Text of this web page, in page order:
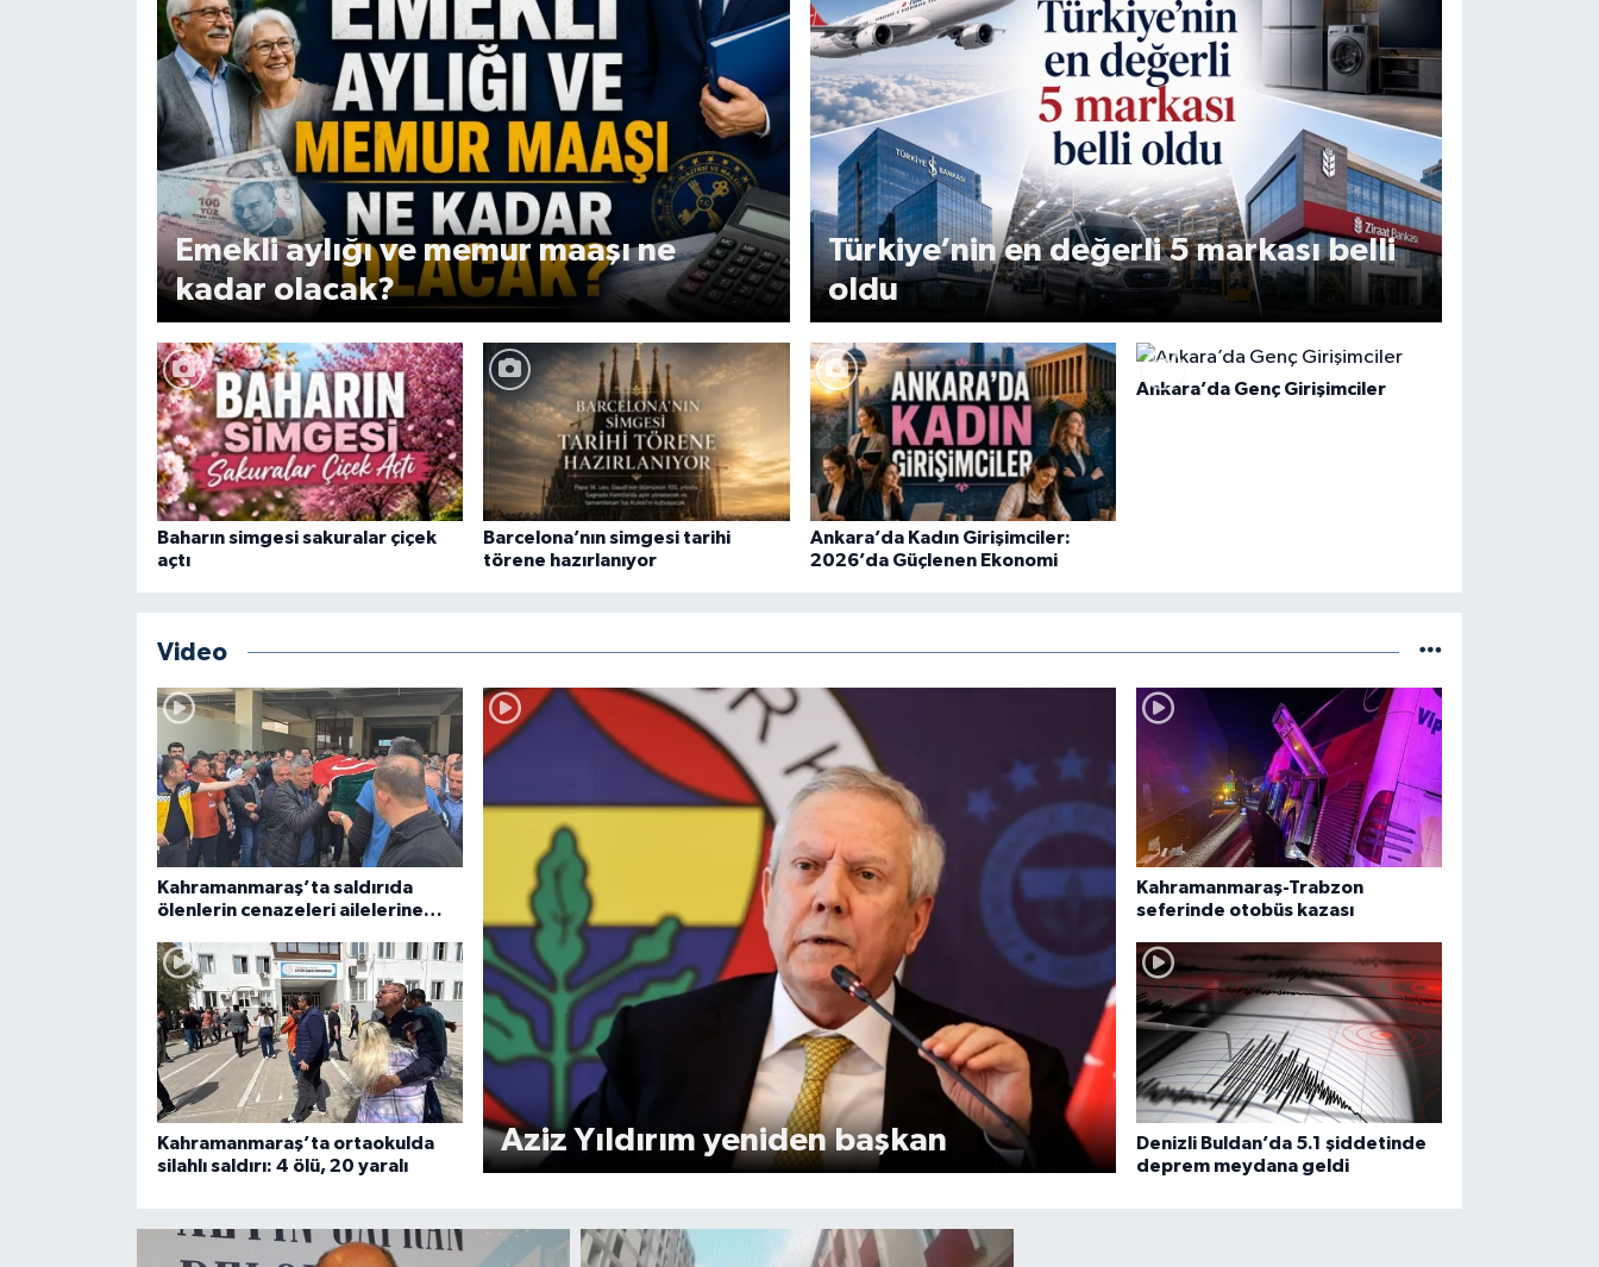
Emekli aylığı ve memur maaşı ne
kadar olacak?
Türkiye’nin en değerli 5 markası belli
oldu
Baharın simgesi sakuralar çiçek
açtı
Barcelona’nın simgesi tarihi
törene hazırlanıyor
Ankara’da Kadın Girişimciler:
2026’da Güçlenen Ekonomi
Ankara’da Genç Girişimciler
Video
Kahramanmaraş’ta saldırıda
ölenlerin cenazeleri ailelerine
Kahramanmaraş’ta ortaokulda
silahlı saldırı: 4 ölü, 20 yaralı
Aziz Yıldırım yeniden başkan
Kahramanmaraş-Trabzon
seferinde otobüs kazası
Denizli Buldan’da 5.1 şiddetinde
deprem meydana geldi